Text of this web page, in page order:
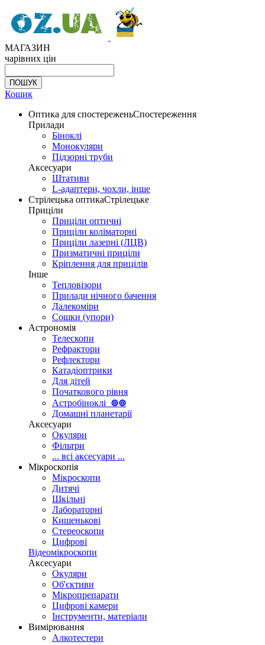
МАГАЗИН
чарівних цін
Кошик
Оптика для спостереженьСпостереження
Прилади
Біноклі
Монокуляри
Підзорні труби
Аксесуари
Штативи
L-адаптери, чохли, інше
Стрілецька оптикаСтрілецьке
Приціли
Приціли оптичні
Приціли коліматорні
Приціли лазерні (ЛЦВ)
Призматичні приціли
Кріплення для прицілів
Інше
Тепловізори
Прилади нічного бачення
Далекоміри
Сошки (упори)
Астрономія
Телескопи
Рефрактори
Рефлектори
Катадіоптрики
Для дітей
Початкового рівня
Астробіноклі ⊚⊚
Домашні планетарії
Аксесуари
Окуляри
Фільтри
... всі аксесуари ...
Мікроскопія
Мікроскопи
Дитячі
Шкільні
Лабораторні
Кишенькові
Стереоскопи
Цифрові
Відеомікроскопи
Аксесуари
Окуляри
Об'єктиви
Мікропрепарати
Цифрові камери
Інструменти, матеріали
Вимірювання
Алкотестери